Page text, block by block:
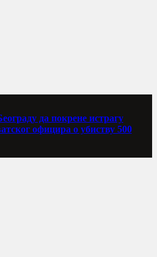
да покрене истрагу
официра о убиству 500